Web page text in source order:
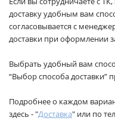
доставку удобным вам
согласовывается с
доставки при оформлении
Выбрать удобный вам
“Выбор способа доставки”
Подробнее о каждом
здесь - "Доставка" или по